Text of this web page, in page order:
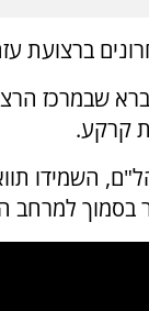
שבמרכז
קרקע.